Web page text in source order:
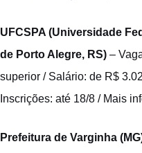
UFCSPA (Universidade
de Porto Alegre, RS) –
superior / Salário: de R$
Inscrições: até 18/8 / Mais
Prefeitura de Varginha